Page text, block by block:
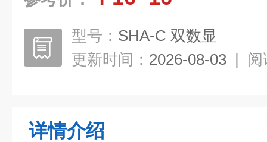
型号： SHA-C 双数显
更新时间： 2026-08-03 | 阅
详情介绍